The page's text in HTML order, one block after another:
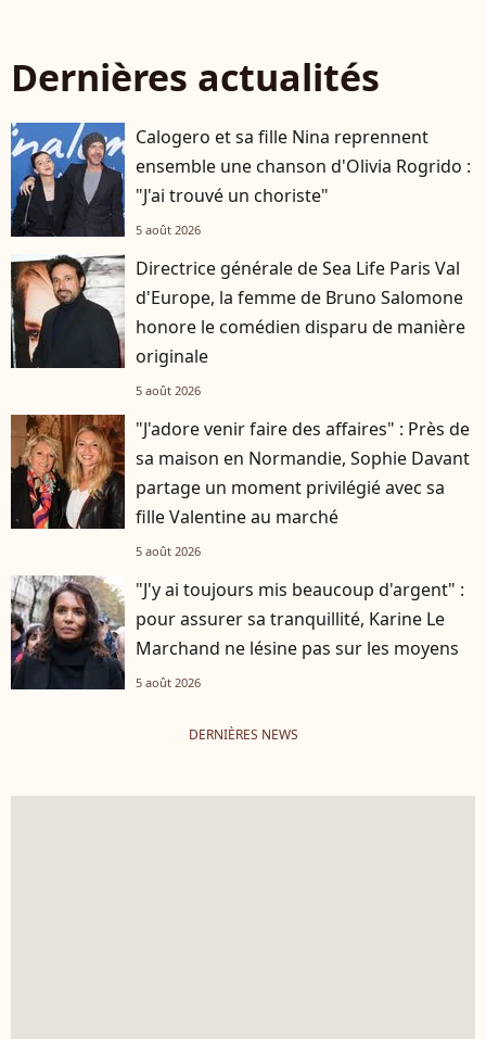
Dernières actualités
Calogero et sa fille Nina reprennent
ensemble une chanson d'Olivia Rogrido :
"J'ai trouvé un choriste"
5 août 2026
Directrice générale de Sea Life Paris Val
d'Europe, la femme de Bruno Salomone
honore le comédien disparu de manière
originale
5 août 2026
"J'adore venir faire des affaires" : Près de
sa maison en Normandie, Sophie Davant
partage un moment privilégié avec sa
fille Valentine au marché
5 août 2026
"J'y ai toujours mis beaucoup d'argent" :
pour assurer sa tranquillité, Karine Le
Marchand ne lésine pas sur les moyens
5 août 2026
DERNIÈRES NEWS